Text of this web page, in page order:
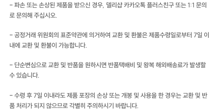
- 파손 또는 손상된 제품을 받으신 경우, 델리샵 카카오톡 플러스친구 또는 1:1 문의
로 문의해 주십시오.
- 공정거래 위원회의 표준약관에 의거하여 교환 및 환불은 제품수령일로부터 7일 이
내에 교환 및 환불이 가능합니다.
- 단순변심으로 교환 및 반품을 원하시면 반품택배비 및 왕복 해외배송료가 발생할
수 있습니다.
- 수령 후 7일 이내라도 제품 포장의 손상 또는 개봉 및 사용을 한 경우는 교환 및 반
품 처리가 되지 않으므로 각별히 주의하시기 바랍니다.